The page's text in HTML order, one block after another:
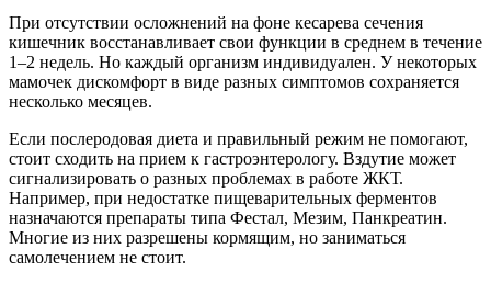
При отсутствии осложнений на фоне кесарева сечения
кишечник восстанавливает свои функции в среднем в течение
1–2 недель. Но каждый организм индивидуален. У некоторых
мамочек дискомфорт в виде разных симптомов сохраняется
несколько месяцев.
Если послеродовая диета и правильный режим не помогают,
стоит сходить на прием к гастроэнтерологу. Вздутие может
сигнализировать о разных проблемах в работе ЖКТ.
Например, при недостатке пищеварительных ферментов
назначаются препараты типа Фестал, Мезим, Панкреатин.
Многие из них разрешены кормящим, но заниматься
самолечением не стоит.